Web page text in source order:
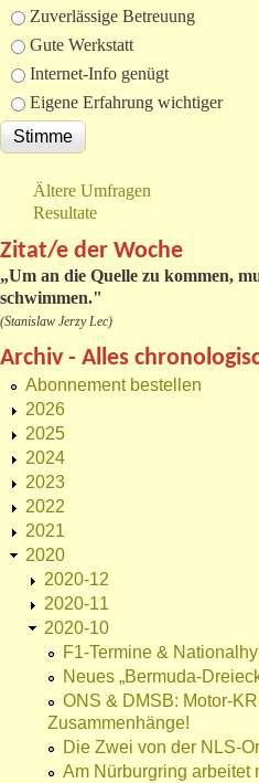
Zuverlässige Betreuung
Gute Werkstatt
Internet-Info genügt
Eigene Erfahrung wichtiger
Ältere Umfragen
Resultate
Zitat/e der Woche
„Um an die Quelle zu kommen,
schwimmen."
(Stanislaw Jerzy Lec)
Archiv - Alles
Abonnement bestellen
2026
2025
2024
2023
2022
2021
2020
2020-12
2020-11
2020-10
F1-Termine &
Neues „Bermuda-
ONS & DMSB: Motor-
Zusammenhänge!
Die Zwei von der NLS-
Am Nürburgring arbeitet